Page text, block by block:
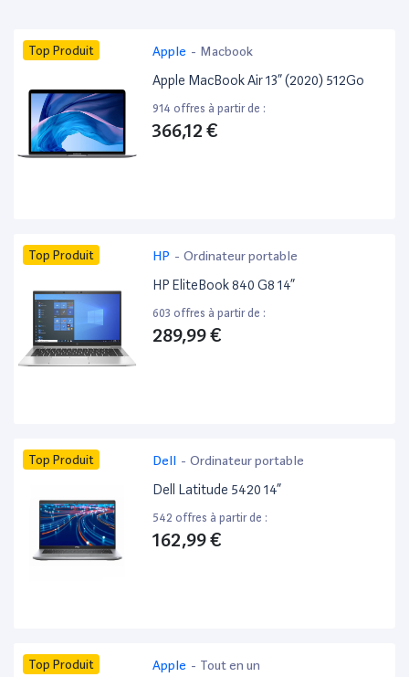
Top Produit Apple - Macbook
Apple MacBook Air 13” (2020) 512Go
914 offres à partir de :
366,12 €
Top Produit HP - Ordinateur portable
HP EliteBook 840 G8 14”
603 offres à partir de :
289,99 €
Top Produit Dell - Ordinateur portable
Dell Latitude 5420 14”
542 offres à partir de :
162,99 €
Top Produit Apple - Tout en un